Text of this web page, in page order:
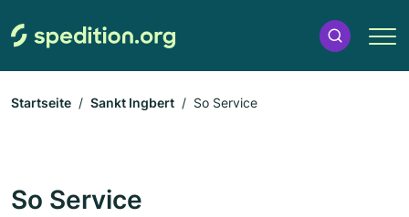
Startseite Sankt Ingbert So Service
So Service